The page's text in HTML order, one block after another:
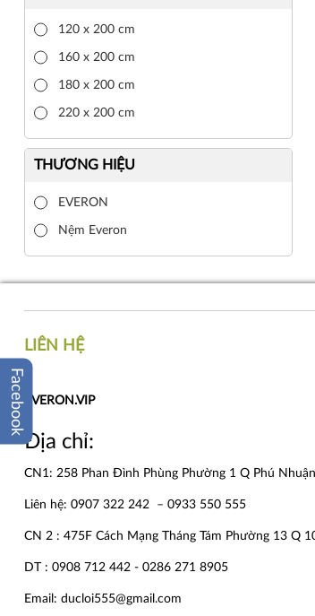
120 x 200 cm
160 x 200 cm
180 x 200 cm
220 x 200 cm
THƯƠNG HIỆU
EVERON
Nệm Everon
LIÊN HỆ
EVERON.VIP
Địa chỉ:
CN1: 258 Phan Đình Phùng Phường 1 Q Phú Nhuận
Liên hệ: 0907 322 242 – 0933 550 555
CN 2 : 475F Cách Mạng Tháng Tám Phường 13 Q
DT : 0908 712 442 - 0286 271 8905
Email: ducloi555@gmail.com
Facebook